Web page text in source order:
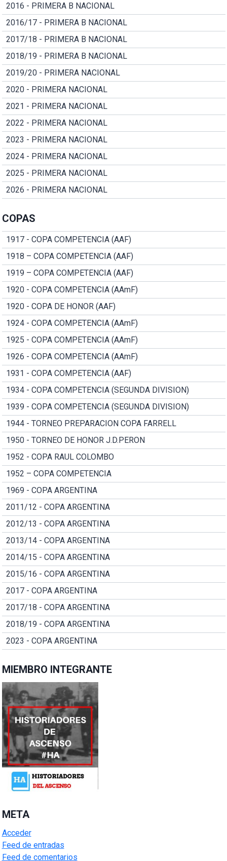
2016 - PRIMERA B NACIONAL
2016/17 - PRIMERA B NACIONAL
2017/18 - PRIMERA B NACIONAL
2018/19 - PRIMERA B NACIONAL
2019/20 - PRIMERA NACIONAL
2020 - PRIMERA NACIONAL
2021 - PRIMERA NACIONAL
2022 - PRIMERA NACIONAL
2023 - PRIMERA NACIONAL
2024 - PRIMERA NACIONAL
2025 - PRIMERA NACIONAL
2026 - PRIMERA NACIONAL
COPAS
1917 - COPA COMPETENCIA (AAF)
1918 – COPA COMPETENCIA (AAF)
1919 – COPA COMPETENCIA (AAF)
1920 - COPA COMPETENCIA (AAmF)
1920 - COPA DE HONOR (AAF)
1924 - COPA COMPETENCIA (AAmF)
1925 - COPA COMPETENCIA (AAmF)
1926 - COPA COMPETENCIA (AAmF)
1931 - COPA COMPETENCIA (AAF)
1934 - COPA COMPETENCIA (SEGUNDA DIVISION)
1939 - COPA COMPETENCIA (SEGUNDA DIVISION)
1944 - TORNEO PREPARACION COPA FARRELL
1950 - TORNEO DE HONOR J.D.PERON
1952 - COPA RAUL COLOMBO
1952 – COPA COMPETENCIA
1969 - COPA ARGENTINA
2011/12 - COPA ARGENTINA
2012/13 - COPA ARGENTINA
2013/14 - COPA ARGENTINA
2014/15 - COPA ARGENTINA
2015/16 - COPA ARGENTINA
2017 - COPA ARGENTINA
2017/18 - COPA ARGENTINA
2018/19 - COPA ARGENTINA
2023 - COPA ARGENTINA
MIEMBRO INTEGRANTE
META
Acceder
Feed de entradas
Feed de comentarios